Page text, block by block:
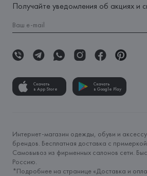
Получайте уведомления об акциях и
Скачать
в App Store
Скачать
в Google Play
Интернет-магазин одежды, обуви и
брендов. Бесплатная доставка с
Самовывоз из фирменных салонов сети.
Россию.
*Подробнее на странице «Доставка и